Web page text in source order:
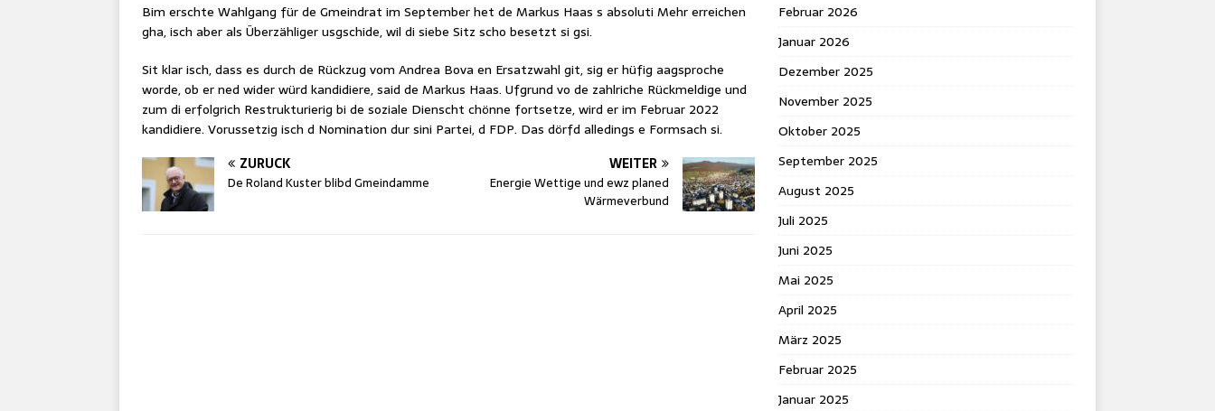
Bim erschte Wahlgang für de Gmeindrat im September het de Markus Haas s absoluti Mehr erreichen
gha, isch aber als Überzähliger usgschide, wil di siebe Sitz scho besetzt si gsi.
Sit klar isch, dass es durch de Rückzug vom Andrea Bova en Ersatzwahl git, sig er hüfig aagsproche
worde, ob er ned wider würd kandidiere, said de Markus Haas. Ufgrund vo de zahlriche Rückmeldige und
zum di erfolgrich Restrukturierig bi de soziale Dienscht chönne fortsetze, wird er im Februar 2022
kandidiere. Vorussetzig isch d Nomination dur sini Partei, d FDP. Das dörfd alledings e Formsach si.
ZURÜCK
De Roland Kuster blibd Gmeindamme
WEITER
Energie Wettige und ewz planed
Wärmeverbund
Februar 2026
Januar 2026
Dezember 2025
November 2025
Oktober 2025
September 2025
August 2025
Juli 2025
Juni 2025
Mai 2025
April 2025
März 2025
Februar 2025
Januar 2025